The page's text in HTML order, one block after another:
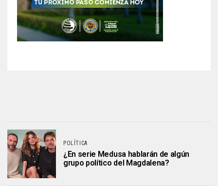
POLÍTICA
¿En serie Medusa hablarán de algún
grupo político del Magdalena?